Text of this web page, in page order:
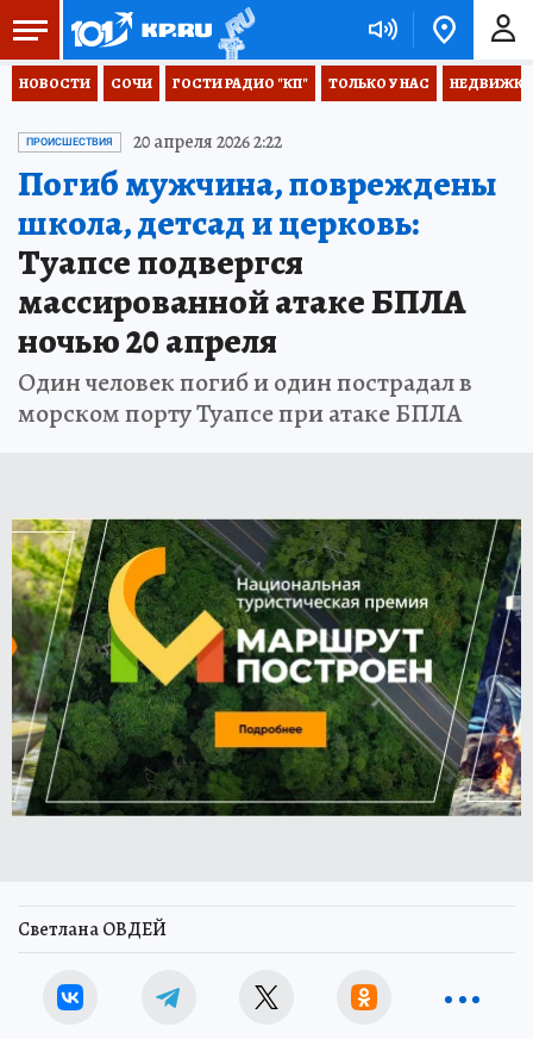
НОВОСТИ СОЧИ ГОСТИ РАДИО "КП" ТОЛЬКО У НАС НЕДВИЖКА
ПРОИСШЕСТВИЯ 20 апреля 2026 2:22
Погиб мужчина, повреждены
школа, детсад и церковь:
Туапсе подвергся
массированной атаке БПЛА
ночью 20 апреля
Один человек погиб и один пострадал в
морском порту Туапсе при атаке БПЛА
Светлана ОВДЕЙ